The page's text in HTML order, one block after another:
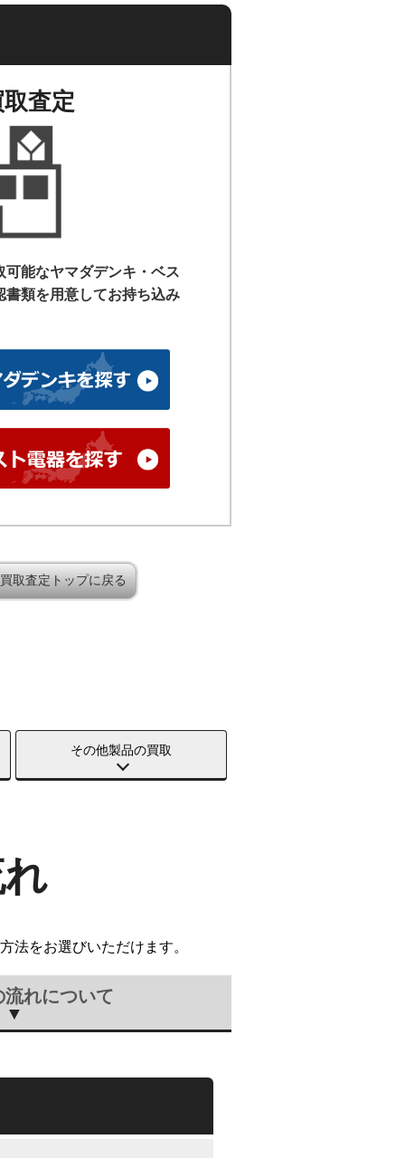
査定
能なヤマダデンキ・ベス
書類を用意してお持ち込み
取査定トップに戻る
その他製品の買取
法をお選びいただけます。
れについて